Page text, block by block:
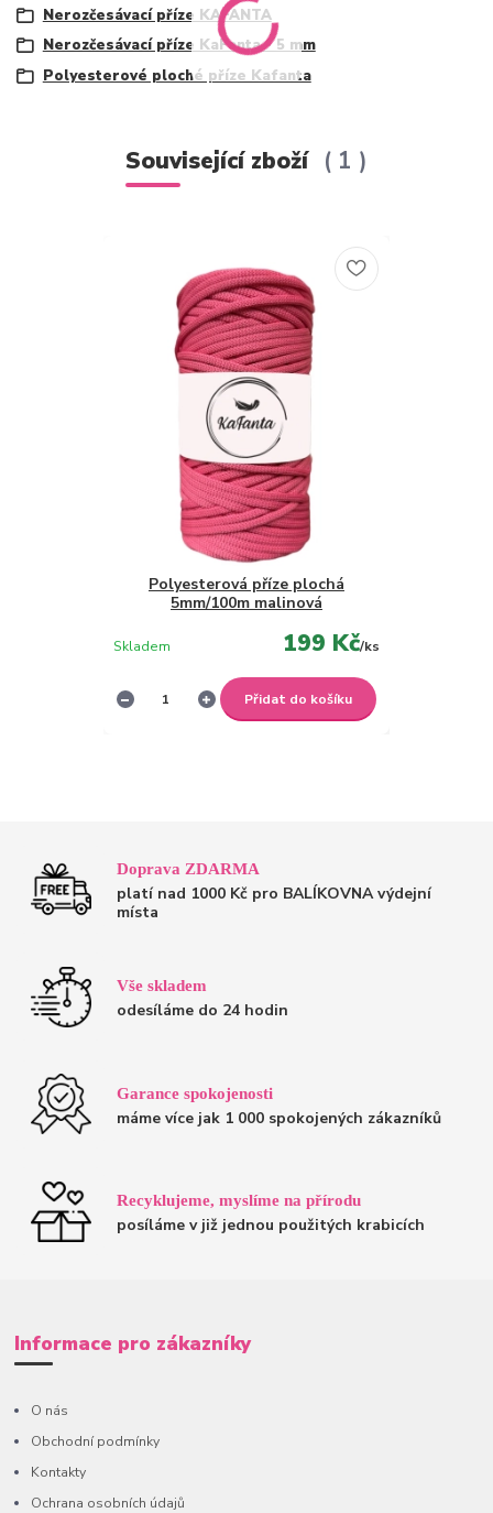
Nerozčesávací příze KAFANTA
Nerozčesávací příze KaFanta - 5 mm
Polyesterové ploché příze Kafanta
Související zboží 1
Polyesterová příze plochá
5mm/100m malinová
199 Kč/ks
Skladem
Přidat do košíku
Doprava ZDARMA
platí nad 1000 Kč pro BALÍKOVNA výdejní
místa
Vše skladem
odesíláme do 24 hodin
Garance spokojenosti
máme více jak 1 000 spokojených zákazníků
Recyklujeme, myslíme na přírodu
posíláme v již jednou použitých krabicích
Informace pro zákazníky
O nás
Obchodní podmínky
Kontakty
Ochrana osobních údajů